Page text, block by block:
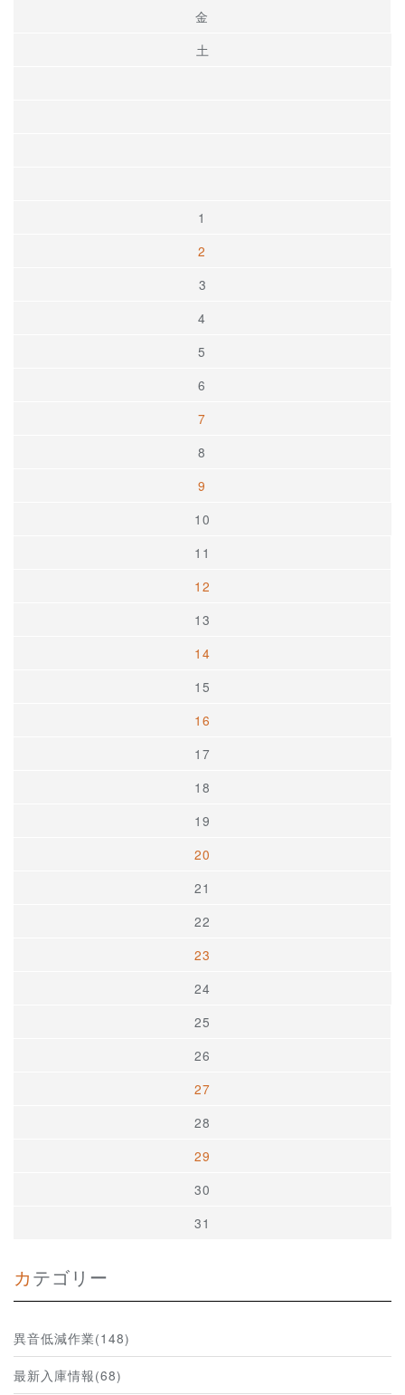
金
土
1
2
3
4
5
6
7
8
9
10
11
12
13
14
15
16
17
18
19
20
21
22
23
24
25
26
27
28
29
30
31
カテゴリー
異音低減作業(148)
最新入庫情報(68)